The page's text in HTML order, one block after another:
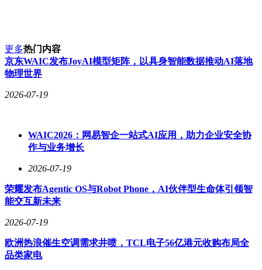
更多热门内容
京东WAIC发布JoyAI模型矩阵，以具身智能数据推动AI落地
物理世界
2026-07-19
WAIC2026：网易智企一站式AI应用，助力企业安全协
作与业务增长
2026-07-19
荣耀发布Agentic OS与Robot Phone，AI伙伴型生命体引领智
能交互新未来
2026-07-19
欧洲热浪催生空调需求井喷，TCL电子56亿港元收购布局全
品类家电